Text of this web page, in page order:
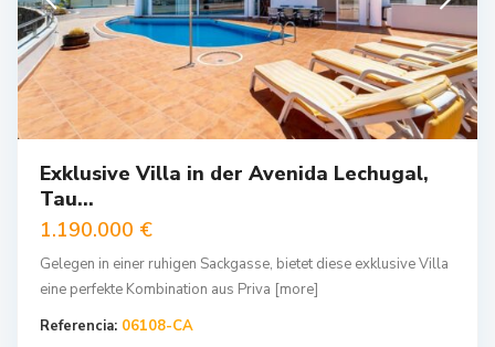
Exklusive Villa in der Avenida Lechugal,
Tau...
1.190.000 €
Gelegen in einer ruhigen Sackgasse, bietet diese exklusive Villa
eine perfekte Kombination aus Priva [more]
Referencia: 06108-CA